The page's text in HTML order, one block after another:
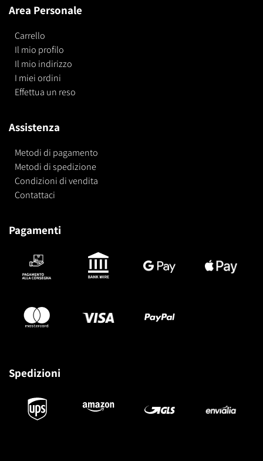
Area Personale
Carrello
Il mio profilo
Il mio indirizzo
I miei ordini
Effettua un reso
Assistenza
Metodi di pagamento
Metodi di spedizione
Condizioni di vendita
Contattaci
Pagamenti
Spedizioni